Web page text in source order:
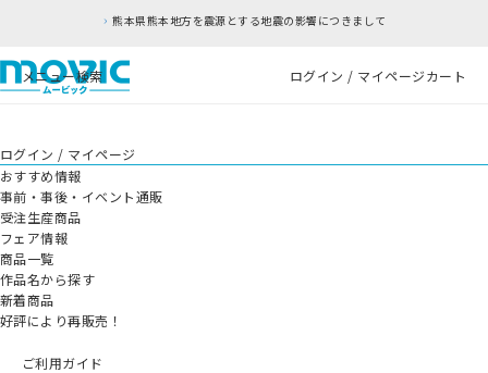
熊本地方を震源とする地震の影響につきまして
メニュー検索 ログイン / マイページカート
ログイン / マイページ
おすすめ情報
事前・事後・イベント通販
受注生産商品
フェア情報
商品一覧
作品名から探す
新着商品
好評により再販売！
ご利用ガイド